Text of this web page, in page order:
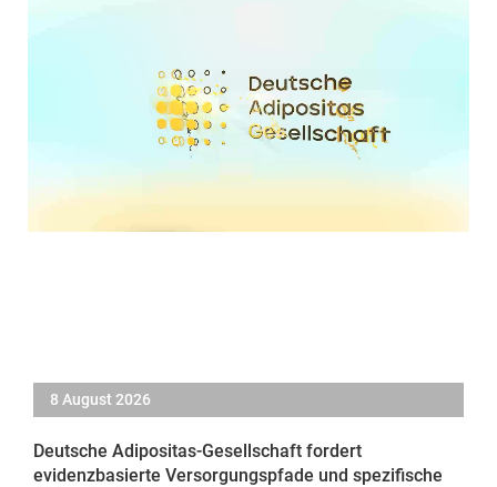
8 August 2026
Deutsche Adipositas-Gesellschaft fordert
evidenzbasierte Versorgungspfade und spezifische